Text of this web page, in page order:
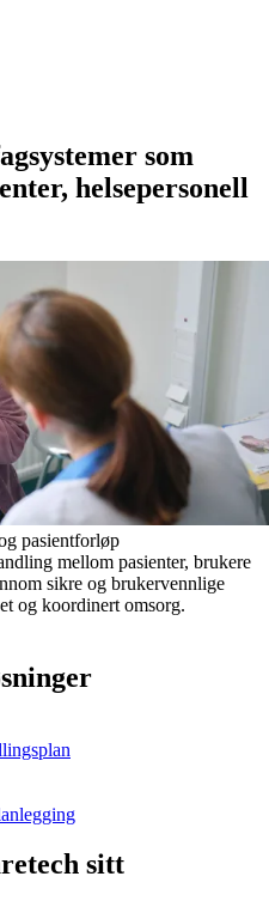
som
helsepersonell
pasientforløp
mellom pasienter, brukere
sikre og brukervennlige
og koordinert omsorg.
sitt